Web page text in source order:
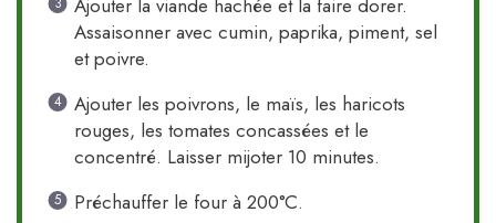
Ajouter la viande hachée et la faire dorer.
Assaisonner avec cumin, paprika, piment, sel
et poivre.
Ajouter les poivrons, le maïs, les haricots
rouges, les tomates concassées et le
concentré. Laisser mijoter 10 minutes.
Préchauffer le four à 200°C.